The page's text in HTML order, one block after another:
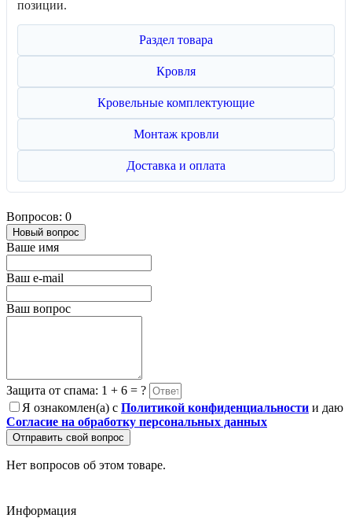
позиции.
Раздел товара
Кровля
Кровельные комплектующие
Монтаж кровли
Доставка и оплата
Вопросов: 0
Новый вопрос
Ваше имя
Ваш e-mail
Ваш вопрос
Защита от спама: 1 + 6 = ?
Я ознакомлен(а) с Политикой конфиденциальности и даю
Согласие на обработку персональных данных
Отправить свой вопрос
Нет вопросов об этом товаре.
Информация